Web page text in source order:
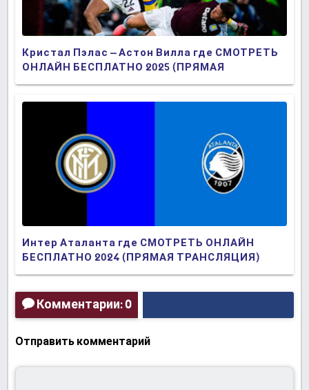
Кристал Пэлас – Астон Вилла где СМОТРЕТЬ
ОНЛАЙН БЕСПЛАТНО 2025 (ПРЯМАЯ
ТРАНСЛЯЦИЯ)
Интер Аталанта где СМОТРЕТЬ ОНЛАЙН
БЕСПЛАТНО 2024 (ПРЯМАЯ ТРАНСЛЯЦИЯ)
Комментарии: 0
Отправить комментарий